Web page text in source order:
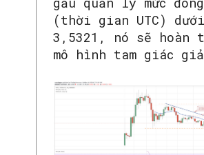
(thời gian UTC)
3,5321, nó sẽ hoàn
mô hình tam giác